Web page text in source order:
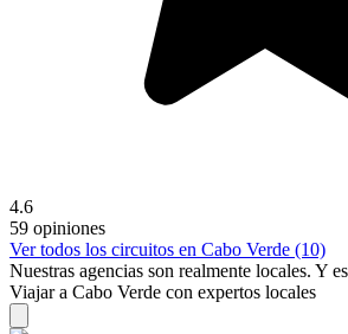
4.6
59 opiniones
Ver todos los circuitos en Cabo Verde (10)
Nuestras agencias son realmente locales. Y
Viajar a Cabo Verde con expertos locales